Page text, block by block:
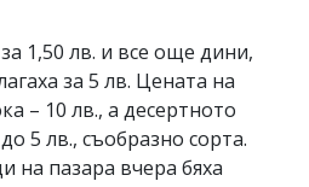
1,50 лв. и все още дини,
за 5 лв. Цената на
– 10 лв., а десертното
5 лв., съобразно сорта.
на пазара вчера бяха